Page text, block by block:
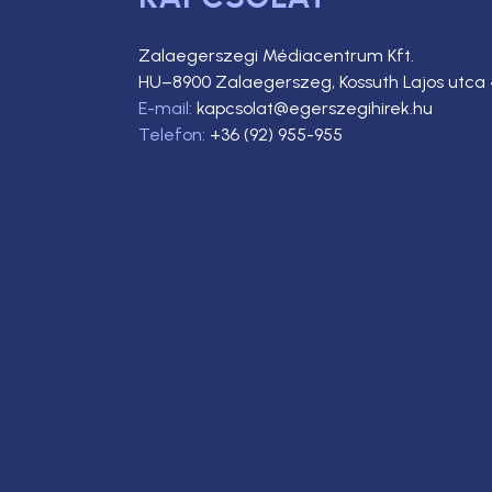
Zalaegerszegi Médiacentrum Kft.
HU–8900 Zalaegerszeg, Kossuth Lajos utca
E-mail: kapcsolat@egerszegihirek.hu
Telefon: +36 (92) 955-955